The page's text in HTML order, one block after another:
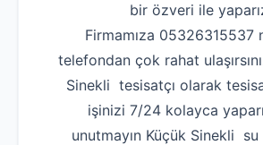
bir özveri ile
Firmamıza 05326315537
telefondan çok rahat
Sinekli tesisatçı olarak
işinizi 7/24 kolayca
unutmayın Küçük Sinekli su